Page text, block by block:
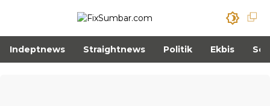
Indeptnews Straightnews Politik Ekbis